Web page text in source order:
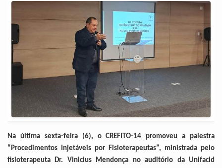
Na última sexta-feira (6), o CREFITO-14 promoveu a palestra
“Procedimentos Injetáveis por Fisioterapeutas”, ministrada pelo
fisioterapeuta Dr. Vinicius Mendonça no auditório da Unifacid